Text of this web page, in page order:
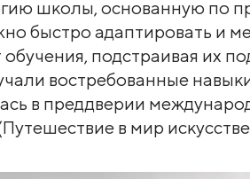
школы, основанную по
быстро адаптировать и
подстраивая их
востребованные
в преддверии
в мир